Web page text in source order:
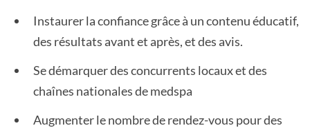
Instaurer la confiance grâce à un contenu éducatif,
des résultats avant et après, et des avis.
Se démarquer des concurrents locaux et des
chaînes nationales de medspa
Augmenter le nombre de rendez-vous pour des